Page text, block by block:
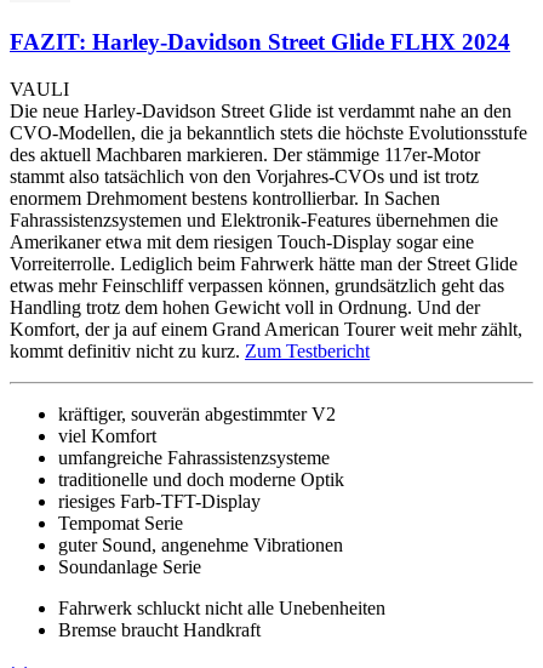
FAZIT: Harley-Davidson Street Glide FLHX 2024
VAULI
Die neue Harley-Davidson Street Glide ist verdammt nahe an den
CVO-Modellen, die ja bekanntlich stets die höchste Evolutionsstufe
des aktuell Machbaren markieren. Der stämmige 117er-Motor
stammt also tatsächlich von den Vorjahres-CVOs und ist trotz
enormem Drehmoment bestens kontrollierbar. In Sachen
Fahrassistenzsystemen und Elektronik-Features übernehmen die
Amerikaner etwa mit dem riesigen Touch-Display sogar eine
Vorreiterrolle. Lediglich beim Fahrwerk hätte man der Street Glide
etwas mehr Feinschliff verpassen können, grundsätzlich geht das
Handling trotz dem hohen Gewicht voll in Ordnung. Und der
Komfort, der ja auf einem Grand American Tourer weit mehr zählt,
kommt definitiv nicht zu kurz. Zum Testbericht
kräftiger, souverän abgestimmter V2
viel Komfort
umfangreiche Fahrassistenzsysteme
traditionelle und doch moderne Optik
riesiges Farb-TFT-Display
Tempomat Serie
guter Sound, angenehme Vibrationen
Soundanlage Serie
Fahrwerk schluckt nicht alle Unebenheiten
Bremse braucht Handkraft